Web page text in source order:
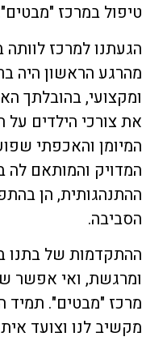
טיפול במרכז
הגעתנו למרכז
מהרגע הראשון היה
ומקצועי, בהובלתך
את צורכי הילדים על
המיומן והאכפתי
המדויק והמותאם לה
ההתנהגותית, הן
הסביבה.
ההתקדמות של בתנו
ומרגשת, ואי אפשר
מרכז "מבטים". תמיד
מקשיב לנו וצועד